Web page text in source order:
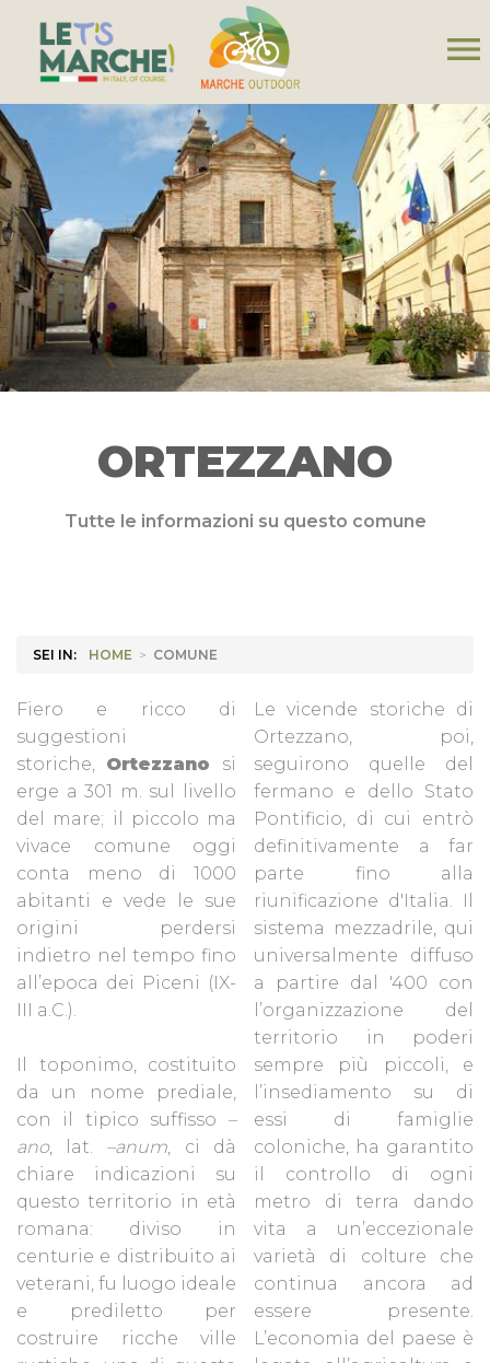
menu
ORTEZZANO
Tutte le informazioni su questo comune
SEI IN: HOME > COMUNE
Fiero e ricco di
suggestioni
storiche, Ortezzano si
erge a 301 m. sul livello
del mare; il piccolo ma
vivace comune oggi
conta meno di 1000
abitanti e vede le sue
origini perdersi
indietro nel tempo fino
all’epoca dei Piceni (IX-
III a.C.).
Il toponimo, costituito
da un nome prediale,
con il tipico suffisso –
ano, lat. –anum, ci dà
chiare indicazioni su
questo territorio in età
romana: diviso in
centurie e distribuito ai
veterani, fu luogo ideale
e prediletto per
costruire ricche ville
Le vicende storiche di
Ortezzano, poi,
seguirono quelle del
fermano e dello Stato
Pontificio, di cui entrò
definitivamente a far
parte fino alla
riunificazione d'Italia. Il
sistema mezzadrile, qui
universalmente diffuso
a partire dal '400 con
l’organizzazione del
territorio in poderi
sempre più piccoli, e
l’insediamento su di
essi di famiglie
coloniche, ha garantito
il controllo di ogni
metro di terra dando
vita a un’eccezionale
varietà di colture che
continua ancora ad
essere presente.
L’economia del paese è